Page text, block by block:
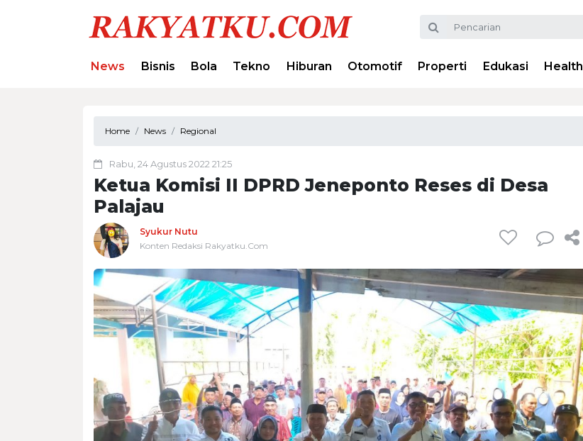
News Bisnis Bola Tekno Hiburan Otomotif Properti Edukasi Health
Home News Regional
Rabu, 24 Agustus 2022 21:25
Ketua Komisi II DPRD Jeneponto Reses di Desa
Palajau
Syukur Nutu
Konten Redaksi Rakyatku.Com